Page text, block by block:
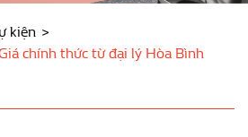
kiện
chính thức từ đại lý Hòa Bình